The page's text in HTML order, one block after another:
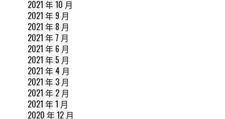
2021 年 10 月
2021 年 9 月
2021 年 8 月
2021 年 7 月
2021 年 6 月
2021 年 5 月
2021 年 4 月
2021 年 3 月
2021 年 2 月
2021 年 1 月
2020 年 12 月